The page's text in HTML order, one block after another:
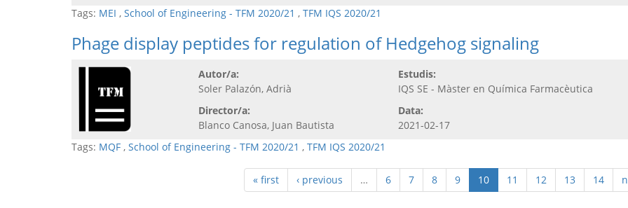
Tags: MEI , School of Engineering - TFM 2020/21 , TFM IQS 2020/21
Phage display peptides for regulation of Hedgehog signaling
Autor/a:
Soler Palazón, Adrià
Director/a:
Blanco Canosa, Juan Bautista
Estudis:
IQS SE - Màster en Química Farmacèutica
Data:
2021-02-17
Tags: MQF , School of Engineering - TFM 2020/21 , TFM IQS 2020/21
« first ‹ previous … 6 7 8 9 10 11 12 13 14